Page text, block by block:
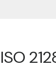
ISO